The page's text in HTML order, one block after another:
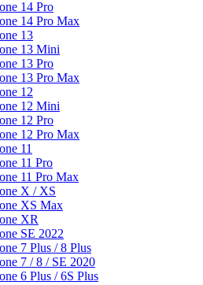
14 Pro
14 Pro Max
13
13 Mini
13 Pro
13 Pro Max
12
12 Mini
12 Pro
12 Pro Max
11
11 Pro
11 Pro Max
X / XS
XS Max
XR
SE 2022
7 Plus / 8 Plus
7 / 8 / SE 2020
6 Plus / 6S Plus